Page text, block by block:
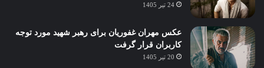
24 تیر 1405
عکس مهران غفوریان برای رهبر شهید مورد توجه
کاربران قرار گرفت
20 تیر 1405